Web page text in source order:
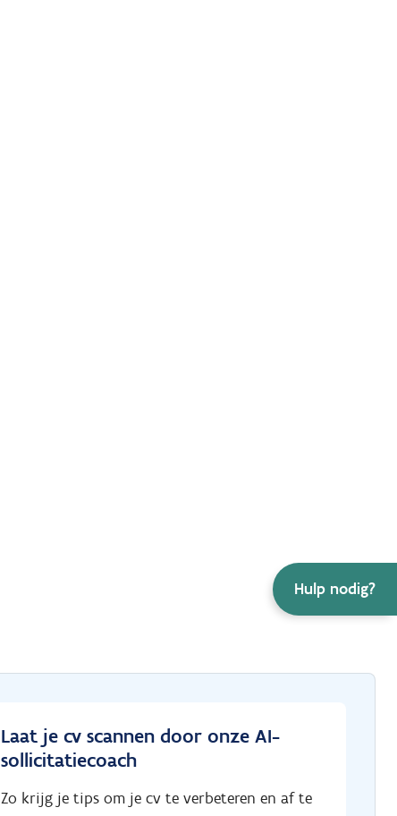
Hulp nodig?
Laat je cv scannen door onze AI-
sollicitatiecoach
Zo krijg je tips om je cv te verbeteren en af te